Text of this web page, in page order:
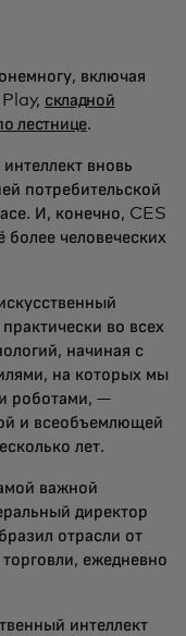
включая
складной
лестнице.
вновь
потребительской
И, конечно, CES
человеческих
во всех
начиная с
на которых мы
роботами, —
и всеобъемлющей
лет.
важной
директор
отрасли от
ежедневно
интеллект